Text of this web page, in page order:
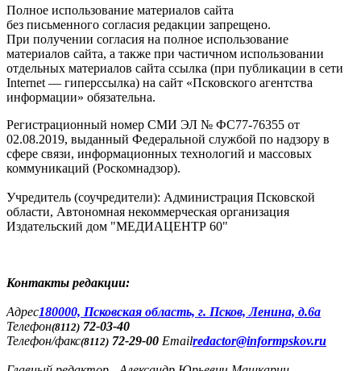
Полное использование материалов сайта
без письменного согласия редакции запрещено.
При получении согласия на полное использование
материалов сайта, а также при частичном использовании
отдельных материалов сайта ссылка (при публикации в сети
Internet — гиперссылка) на сайт «Псковского агентства
информации» обязательна.
Регистрационный номер СМИ ЭЛ № ФС77-76355 от
02.08.2019, выданный Федеральной службой по надзору в
сфере связи, информационных технологий и массовых
коммуникаций (Роскомнадзор).
Учредитель (соучредители): Администрация Псковской
области, Автономная некоммерческая организация
Издательский дом "МЕДИАЦЕНТР 60"
Контакты редакции:
Адреc180000, Псковская область, г. Псков, Ленина, д.6а
Телефон(8112) 72-03-40
Телефон/факс(8112) 72-29-00 Emailredactor@informpskov.ru